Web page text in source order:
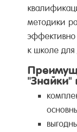
методики
эффективно
к школе